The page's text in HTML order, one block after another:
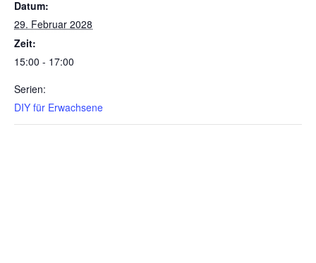
Datum:
29. Februar 2028
Zeit:
15:00 - 17:00
Serien:
DIY für Erwachsene